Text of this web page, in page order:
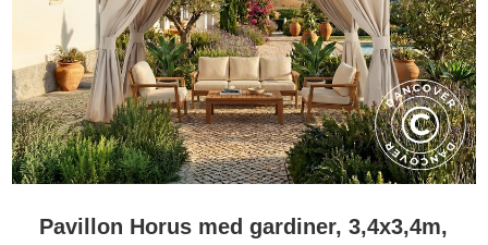
Pavillon Horus med gardiner, 3,4x3,4m,